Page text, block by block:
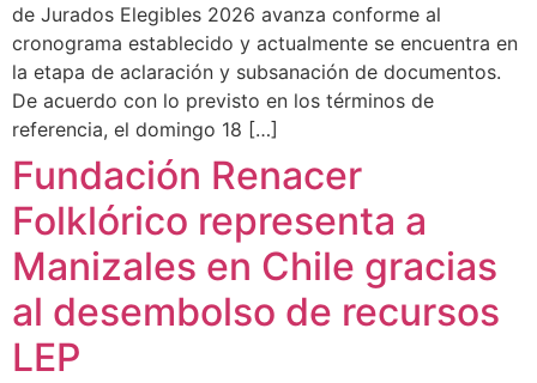
de Jurados Elegibles 2026 avanza conforme al
cronograma establecido y actualmente se encuentra en
la etapa de aclaración y subsanación de documentos.
De acuerdo con lo previsto en los términos de
referencia, el domingo 18 […]
Fundación Renacer
Folklórico representa a
Manizales en Chile gracias
al desembolso de recursos
LEP